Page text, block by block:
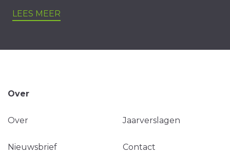
LEES MEER
Over
Over Jaarverslagen
Nieuwsbrief Contact